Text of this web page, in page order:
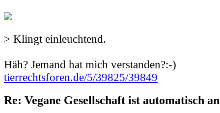
> Klingt einleuchtend.
Häh? Jemand hat mich verstanden?:-)
tierrechtsforen.de/5/39825/39849
Re: Vegane Gesellschaft ist automatisch